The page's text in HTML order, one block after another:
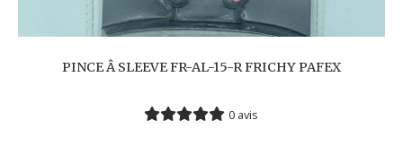
PINCE Â SLEEVE FR-AL-15-R FRICHY PAFEX
0 avis